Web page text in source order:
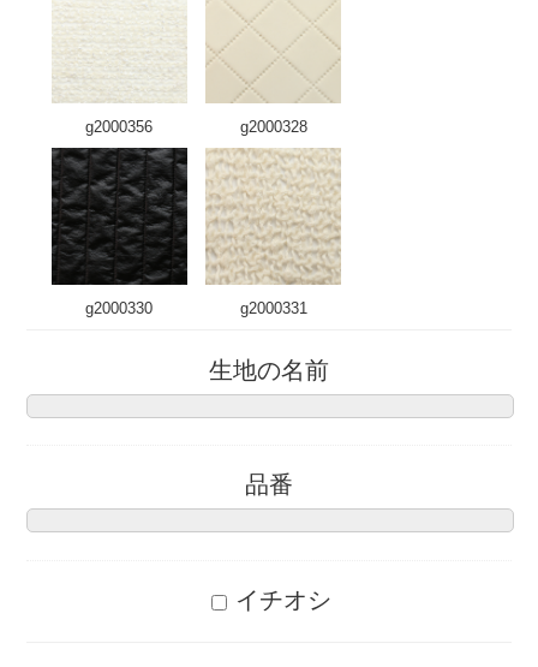
g2000356 g2000328
g2000330 g2000331
生地の名前
品番
イチオシ